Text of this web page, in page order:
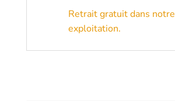
Retrait gratuit dans notre
exploitation.